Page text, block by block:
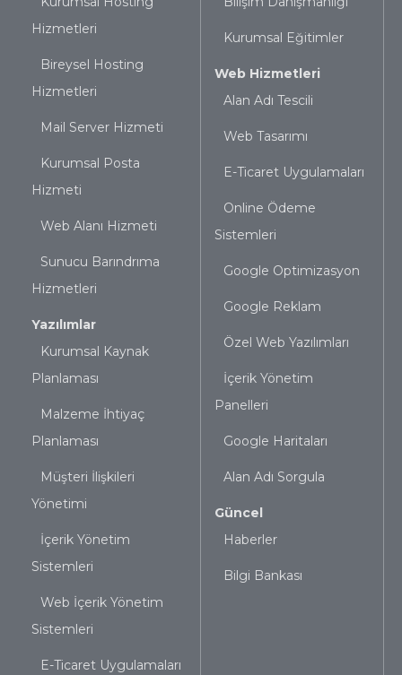
Hizmetleri
Bireysel Hosting
Hizmetleri
Mail Server Hizmeti
Kurumsal Posta
Hizmeti
Web Alanı Hizmeti
Sunucu Barındrıma
Hizmetleri
Yazılımlar
Kurumsal Kaynak
Planlaması
Malzeme İhtiyaç
Planlaması
Müşteri İlişkileri
Yönetimi
İçerik Yönetim
Sistemleri
Web İçerik Yönetim
Sistemleri
E-Ticaret Uygulamaları
Kurumsal Eğitimler
Web Hizmetleri
Alan Adı Tescili
Web Tasarımı
E-Ticaret Uygulamaları
Online Ödeme
Sistemleri
Google Optimizasyon
Google Reklam
Özel Web Yazılımları
İçerik Yönetim
Panelleri
Google Haritaları
Alan Adı Sorgula
Güncel
Haberler
Bilgi Bankası